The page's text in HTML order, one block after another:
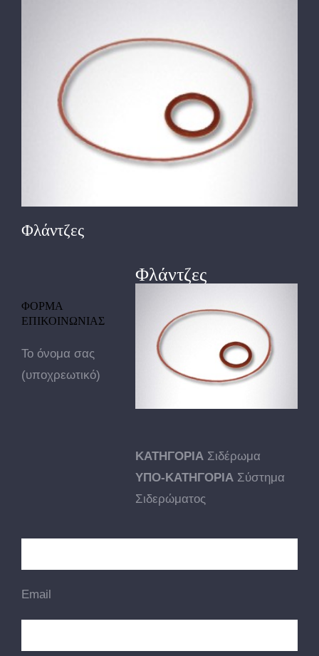
Φλάντζες
Φλάντζες
ΚΑΤΗΓΟΡΙΑ Σιδέρωμα
ΥΠΟ-ΚΑΤΗΓΟΡΙΑ Σύστημα
Σιδερώματος
ΦΟΡΜΑ
ΕΠΙΚΟΙΝΩΝΙΑΣ
Το όνομα σας
(υποχρεωτικό)
Email